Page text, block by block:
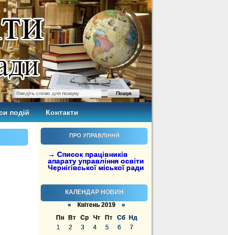
подій Контакти
ПРО УПРАВЛІННЯ
→ Список працівників
апарату управління освіти
Чернігівської міської ради
КАЛЕНДАР НОВИН
« Квітень 2019 »
Пн
Вт Ср Чт Пт Сб
Нд
1
2 3 4 5 6
7